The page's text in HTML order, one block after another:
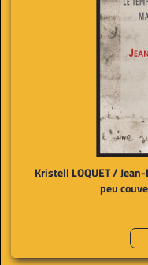
Kristell LOQUET /
peu